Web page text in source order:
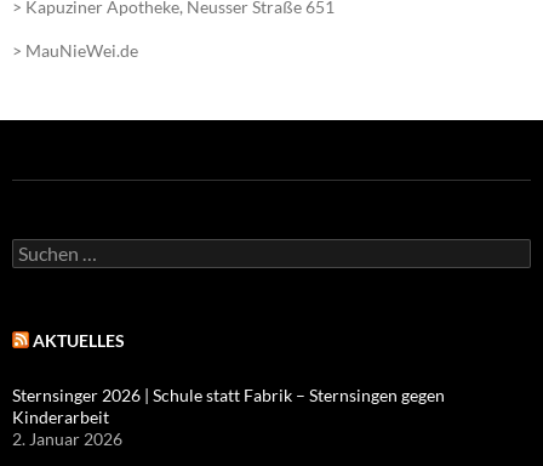
> Kapuziner Apotheke, Neusser Straße 651
> MauNieWei.de
Suchen
nach:
AKTUELLES
Sternsinger 2026 | Schule statt Fabrik – Sternsingen gegen
Kinderarbeit
2. Januar 2026